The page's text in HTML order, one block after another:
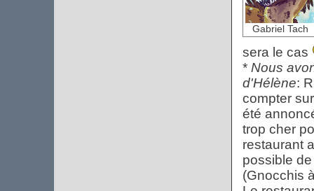
Gabriel Tach
sera le cas
* Nous
d'Hélène:
compter
été
trop cher
restaurant
possible
(Gnocchis